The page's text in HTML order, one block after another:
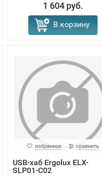
1 604 руб.
В корзину
избранное сравнить
USB-хаб Ergolux ELX-
SLP01-C02